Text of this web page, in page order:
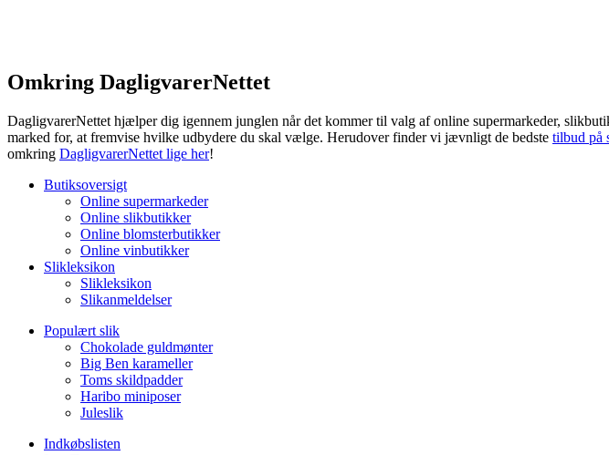
Omkring DagligvarerNettet
DagligvarerNettet hjælper dig igennem junglen når det kommer til valg af online supermarkeder,
marked for, at fremvise hvilke udbydere du skal vælge. Herudover finder vi jævnligt de bedste tilbud på
omkring DagligvarerNettet lige her!
Butiksoversigt
Online supermarkeder
Online slikbutikker
Online blomsterbutikker
Online vinbutikker
Slikleksikon
Slikleksikon
Slikanmeldelser
Populært slik
Chokolade guldmønter
Big Ben karameller
Toms skildpadder
Haribo miniposer
Juleslik
Indkøbslisten